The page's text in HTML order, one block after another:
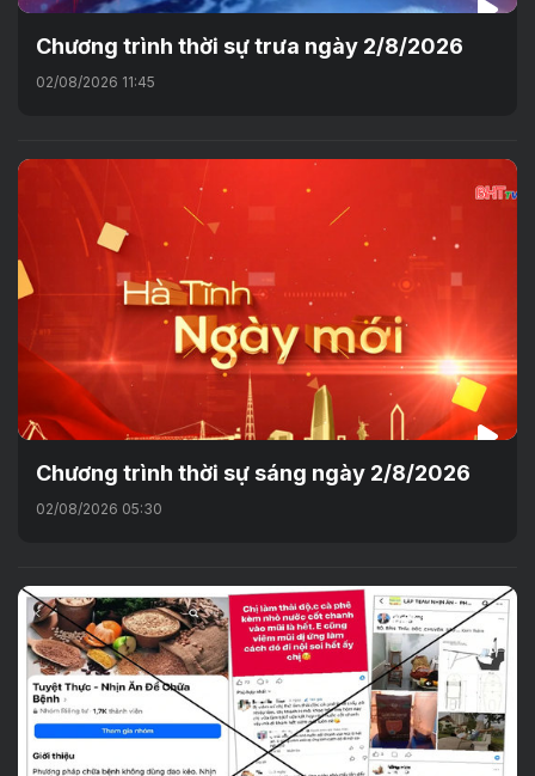
Chương trình thời sự trưa ngày 2/8/2026
02/08/2026 11:45
Chương trình thời sự sáng ngày 2/8/2026
02/08/2026 05:30